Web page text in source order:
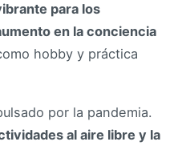
para los
en la conciencia
hobby y práctica
por la pandemia.
al aire libre y la